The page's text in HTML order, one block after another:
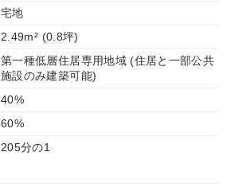
宅地
2.49m² (0.8坪)
第一種低層住居専用地域 (住居と一部公共
施設のみ建築可能)
40%
60%
205分の1